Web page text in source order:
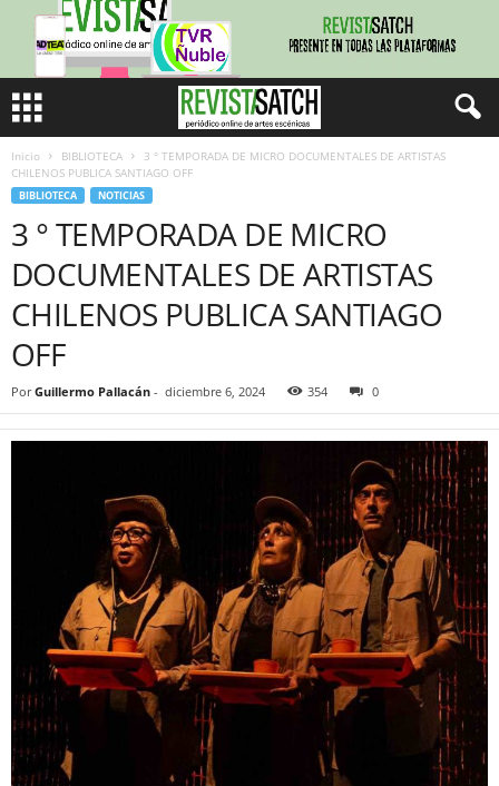
Inicio BIBLIOTECA
3 ° TEMPORADA DE MICRO DOCUMENTALES DE ARTISTAS
CHILENOS PUBLICA SANTIAGO OFF
BIBLIOTECA NOTICIAS
3 ° TEMPORADA DE MICRO
DOCUMENTALES DE ARTISTAS
CHILENOS PUBLICA SANTIAGO
OFF
Por Guillermo Pallacán - diciembre 6, 2024 354 0